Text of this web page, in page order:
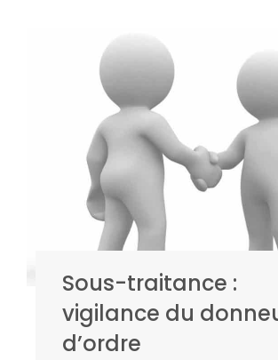
Sous-traitance :
vigilance du
d’ordre